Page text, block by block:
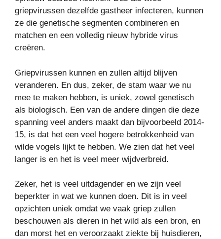
griepvirussen dezelfde gastheer infecteren, kunnen
ze die genetische segmenten combineren en
matchen en een volledig nieuw hybride virus
creëren.
Griepvirussen kunnen en zullen altijd blijven
veranderen. En dus, zeker, de stam waar we nu
mee te maken hebben, is uniek, zowel genetisch
als biologisch. Een van de andere dingen die deze
spanning veel anders maakt dan bijvoorbeeld 2014-
15, is dat het een veel hogere betrokkenheid van
wilde vogels lijkt te hebben. We zien dat het veel
langer is en het is veel meer wijdverbreid.
Zeker, het is veel uitdagender en we zijn veel
beperkter in wat we kunnen doen. Dit is in veel
opzichten uniek omdat we vaak griep zullen
beschouwen als dieren in het wild als een bron, en
dan morst het en veroorzaakt ziekte bij huisdieren,